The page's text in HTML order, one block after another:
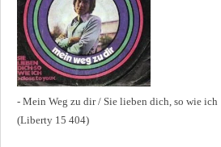
- Mein Weg zu dir / Sie lieben dich, so wie ich
(Liberty 15 404)